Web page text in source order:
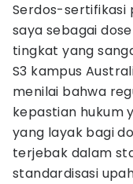
Serdos-sertifikasi
saya sebagai
tingkat yang
S3 kampus
menilai bahwa
kepastian hukum
yang layak bagi
terjebak dalam
standardisasi